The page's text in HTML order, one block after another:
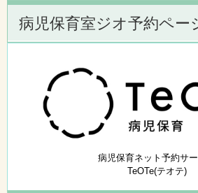
病児保育室ジオ予約ペー
病児保育ネット予約サ
TeOTe(テオテ)